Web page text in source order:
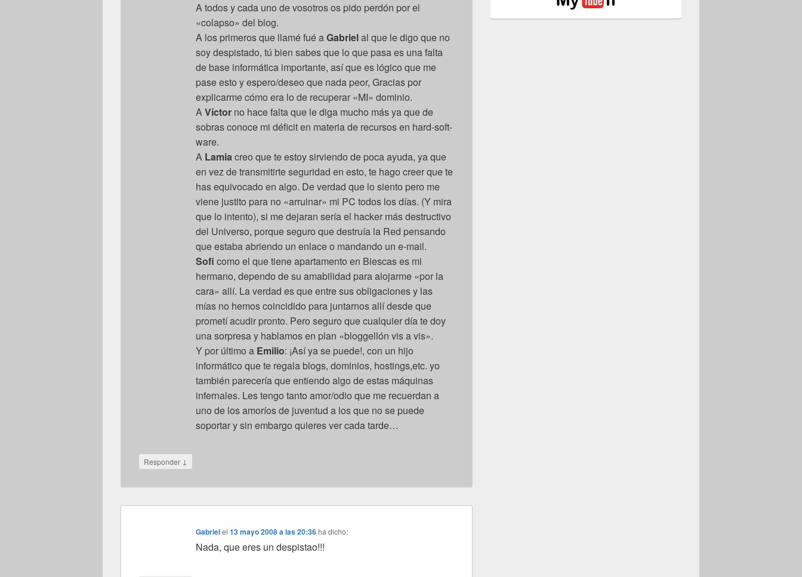
A todos y cada uno de vosotros os pido perdón por el
«colapso» del blog.
A los primeros que llamé fué aGabrielal que le digo que no
soy despistado, tú bien sabes que lo que pasa es una falta
de base informática importante, así que es lógico que me
pase esto y espero/deseo que nada peor, Gracias por
explicarme cómo era lo de recuperar «MI» dominio.
AVíctor no hace falta que le diga mucho más ya que de
sobras conoce mi déficit en materia de recursos en hard-soft-
ware.
A Lamiacreo que te estoy sirviendo de poca ayuda, ya que
en vez de transmitirte seguridad en esto, te hago creer que te
has equivocado en algo. De verdad que lo siento pero me
viene justito para no «arruinar» mi PC todos los días. (Y mira
que lo intento), si me dejaran sería el hacker más destructivo
del Universo, porque seguro que destruía la Red pensando
que estaba abriendo un enlace o mandando un e-mail.
Sofi como el que tiene apartamento en Biescas es mi
hermano, dependo de su amabilidad para alojarme «por la
cara» allí. La verdad es que entre sus obligaciones y las
mías no hemos coincidido para juntarnos allí desde que
prometí acudir pronto. Pero seguro que cualquier día te doy
una sorpresa y hablamos en plan «bloggellón vis a vis».
Y por último a Emilio: ¡Así ya se puede!, con un hijo
informático que te regala blogs, dominios, hostings,etc. yo
también parecería que entiendo algo de estas máquinas
infernales. Les tengo tanto amor/odio que me recuerdan a
uno de los amoríos de juventud a los que no se puede
soportar y sin embargo quieres ver cada tarde…
Responder ↓
Gabrielel13 mayo 2008 a las 20:36ha dicho:
Nada, que eres un despistao!!!